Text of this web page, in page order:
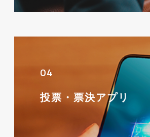
04
投票・票決アプリ